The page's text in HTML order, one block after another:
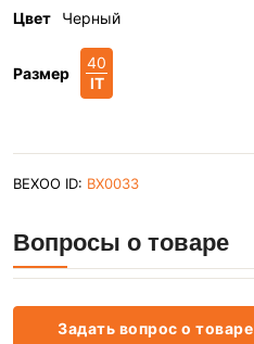
Цвет Черный
Размер
40
IT
BEXOO ID: BX0033
Вопросы о товаре
Задать вопрос о товаре